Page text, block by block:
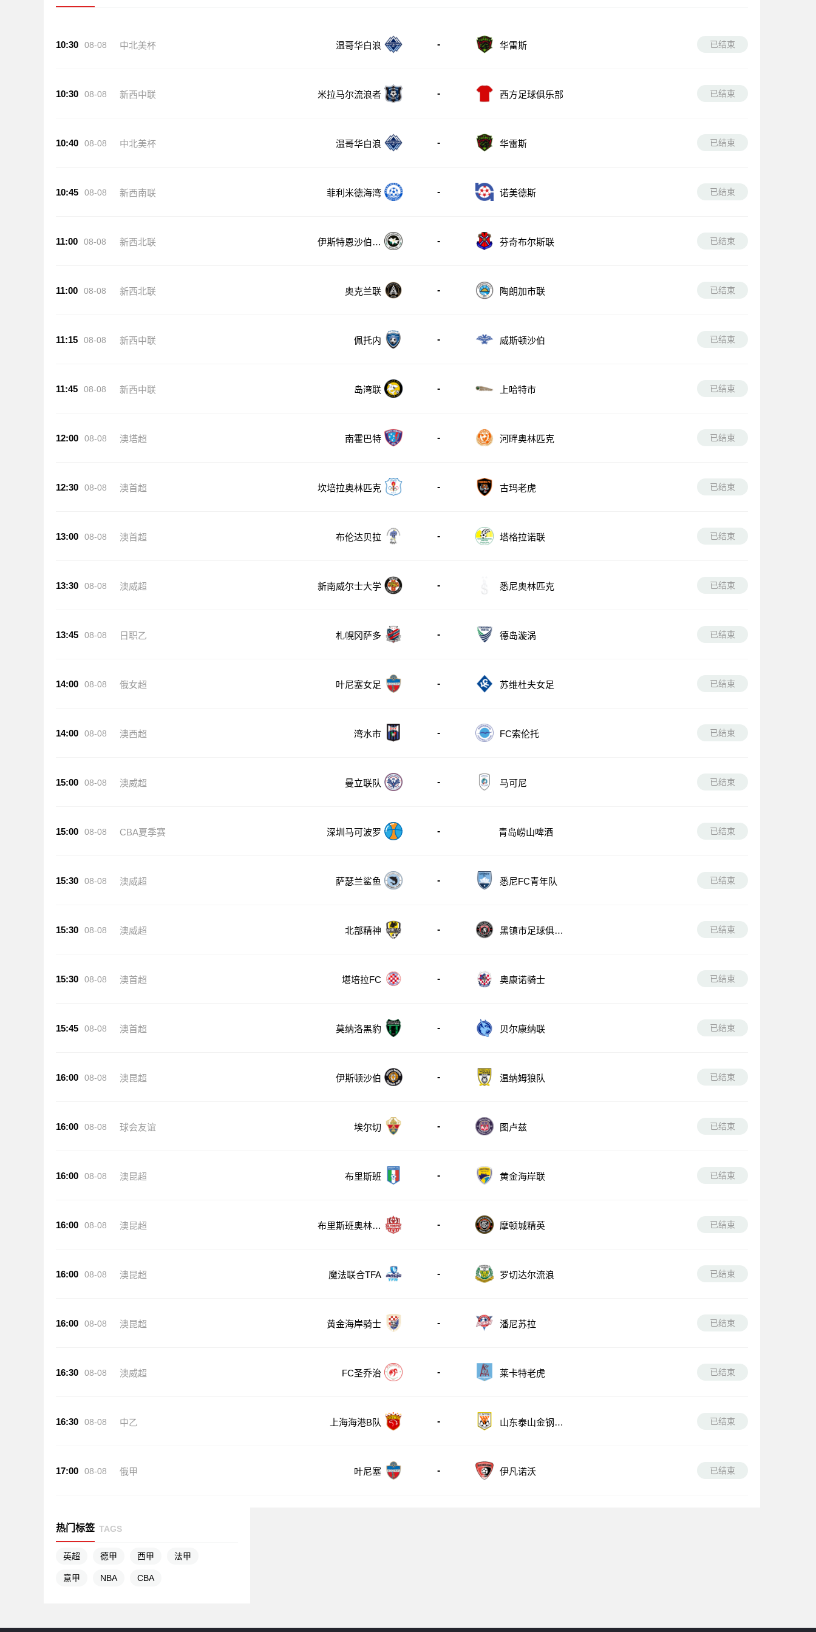
10:30 08-08 中北美杯 温哥华白浪 - 华雷斯 已结束
10:30 08-08 新西中联 米拉马尔流浪者 - 西方足球俱乐部 已结束
10:40 08-08 中北美杯 温哥华白浪 - 华雷斯 已结束
10:45 08-08 新西南联 菲利米德海湾 - 诺美德斯 已结束
11:00 08-08 新西北联
伊斯特恩沙伯奥
- 芬奇布尔斯联 已结束
11:00 08-08 新西北联 奥克兰联 - 陶朗加市联 已结束
11:15 08-08 新西中联 佩托内 - 威斯顿沙伯 已结束
11:45 08-08 新西中联 岛湾联 - 上哈特市 已结束
12:00 08-08 澳塔超 南霍巴特 - 河畔奥林匹克 已结束
12:30 08-08 澳首超 坎培拉奥林匹克 - 古玛老虎 已结束
13:00 08-08 澳首超 布伦达贝拉 - 塔格拉诺联 已结束
13:30 08-08 澳威超 新南威尔士大学 - 悉尼奥林匹克 已结束
13:45 08-08 日职乙 札幌冈萨多 - 德岛漩涡 已结束
14:00 08-08 俄女超 叶尼塞女足 - 苏维杜夫女足 已结束
14:00 08-08 澳西超 湾水市 - FC索伦托 已结束
15:00 08-08 澳威超 曼立联队 - 马可尼 已结束
15:00 08-08 CBA夏季赛 深圳马可波罗 - 青岛崂山啤酒 已结束
15:30 08-08 澳威超 萨瑟兰鲨鱼 - 悉尼FC青年队 已结束
15:30 08-08 澳威超 北部精神 -
黑镇市足球俱乐
已结束
15:30 08-08 澳首超 堪培拉FC - 奥康诺骑士 已结束
15:45 08-08 澳首超 莫纳洛黑豹 - 贝尔康纳联 已结束
16:00 08-08 澳昆超 伊斯顿沙伯 - 温纳姆狼队 已结束
16:00 08-08 球会友谊 埃尔切 - 图卢兹 已结束
16:00 08-08 澳昆超 布里斯班 - 黄金海岸联 已结束
16:00 08-08 澳昆超
布里斯班奥林匹
- 摩顿城精英 已结束
16:00 08-08 澳昆超 魔法联合TFA - 罗切达尔流浪 已结束
16:00 08-08 澳昆超 黄金海岸骑士 - 潘尼苏拉 已结束
16:30 08-08 澳威超 FC圣乔治 - 莱卡特老虎 已结束
16:30 08-08 中乙 上海海港B队 -
山东泰山金钢山
已结束
17:00 08-08 俄甲 叶尼塞 - 伊凡诺沃 已结束
热门标签 TAGS
英超 德甲 西甲 法甲
意甲 NBA CBA